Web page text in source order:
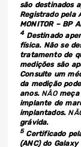
são destinados
Registrado pela
MONITOR – BP
4 Destinado
física. Não se
tratamento de
medições são
Consulte um
da medição
anos. NÃOmeça
implante de
implantados.
grávida.
5Certificado
(ANC) do